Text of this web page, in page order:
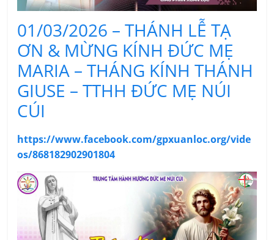
01/03/2026 – THÁNH LỄ TẠ
ƠN & MỪNG KÍNH ĐỨC MẸ
MARIA – THÁNG KÍNH THÁNH
GIUSE – TTHH ĐỨC MẸ NÚI
CÚI
https://www.facebook.com/gpxuanloc.org/vide
os/868182902901804